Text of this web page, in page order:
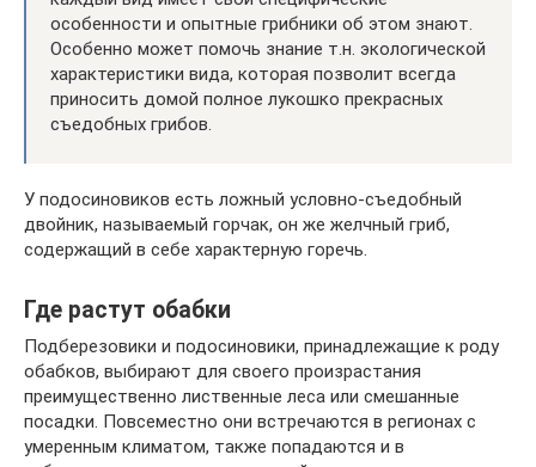
особенности и опытные грибники об этом знают.
Особенно может помочь знание т.н. экологической
характеристики вида, которая позволит всегда
приносить домой полное лукошко прекрасных
съедобных грибов.
У подосиновиков есть ложный условно-съедобный
двойник, называемый горчак, он же желчный гриб,
содержащий в себе характерную горечь.
Где растут обабки
Подберезовики и подосиновики, принадлежащие к роду
обабков, выбирают для своего произрастания
преимущественно лиственные леса или смешанные
посадки. Повсеместно они встречаются в регионах с
умеренным климатом, также попадаются и в